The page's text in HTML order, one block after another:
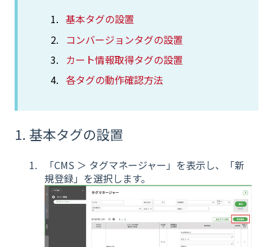
基本タグの設置
コンバージョンタグの設置
カート情報取得タグの設置
各タグの動作確認方法
1. 基本タグの設置
「CMS ＞ タグマネージャー」を表示し、「新
規登録」を選択します。